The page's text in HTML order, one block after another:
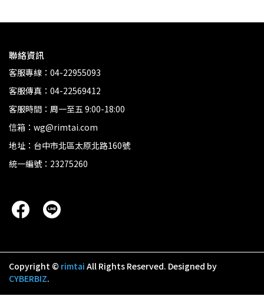
聯絡資訊
客服專線：04-22955093
客服傳真：04-22569412
客服時間：周一至五 9:00-18:00
信箱：wg@rimtai.com
地址：台中市北區太原北路160號
統一編號：23275260
Copyright © rimtai All Rights Reserved. Designed by
CYBERBIZ.